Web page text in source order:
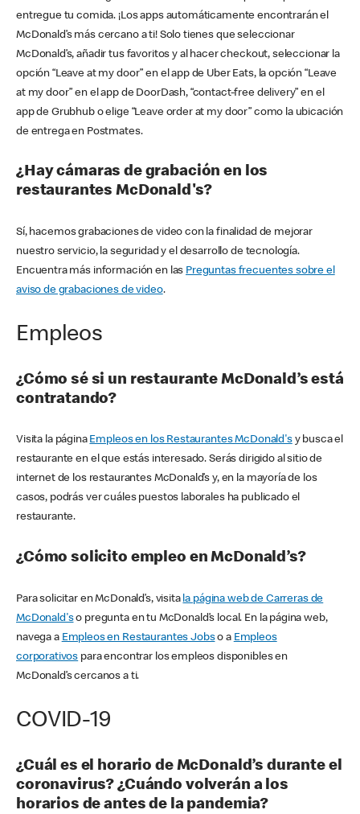
entregue tu comida. ¡Los apps automáticamente encontrarán el
McDonald’s más cercano a ti! Solo tienes que seleccionar
McDonald’s, añadir tus favoritos y al hacer checkout, seleccionar la
opción “Leave at my door” en el app de Uber Eats, la opción “Leave
at my door” en el app de DoorDash, “contact-free delivery” en el
app de Grubhub o elige “Leave order at my door” como la ubicación
de entrega en Postmates.
¿Hay cámaras de grabación en los
restaurantes McDonald's?
Sí, hacemos grabaciones de video con la finalidad de mejorar
nuestro servicio, la seguridad y el desarrollo de tecnología.
Encuentra más información en las Preguntas frecuentes sobre el
aviso de grabaciones de video.
Empleos
¿Cómo sé si un restaurante McDonald’s está
contratando?
Visita la página Empleos en los Restaurantes McDonald'sy busca el
restaurante en el que estás interesado. Serás dirigido al sitio de
internet de los restaurantes McDonald’s y, en la mayoría de los
casos, podrás ver cuáles puestos laborales ha publicado el
restaurante.
¿Cómo solicito empleo en McDonald’s?
Para solicitar en McDonald’s, visita la página web de Carreras de
McDonald'so pregunta en tu McDonald’s local. En la página web,
navega a Empleos en Restaurantes Jobso a Empleos
corporativos para encontrar los empleos disponibles en
McDonald’s cercanos a ti.
COVID-19
¿Cuál es el horario de McDonald’s durante el
coronavirus? ¿Cuándo volverán a los
horarios de antes de la pandemia?